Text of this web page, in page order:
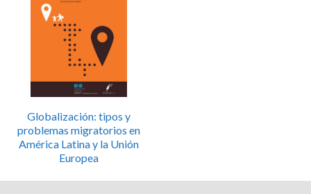
Globalización: tipos y
problemas migratorios en
América Latina y la Unión
Europea